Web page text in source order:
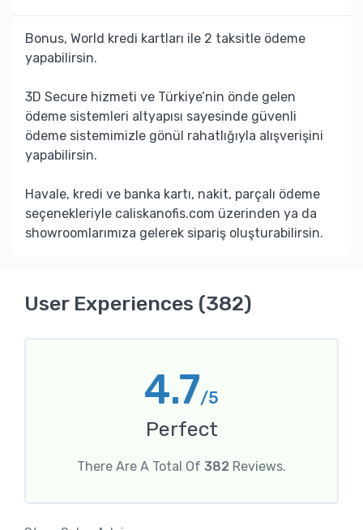
Bonus, World kredi kartları ile 2 taksitle ödeme
yapabilirsin.
3D Secure hizmeti ve Türkiye’nin önde gelen
ödeme sistemleri altyapısı sayesinde güvenli
ödeme sistemimizle gönül rahatlığıyla alışverişini
yapabilirsin.
Havale, kredi ve banka kartı, nakit, parçalı ödeme
seçenekleriyle caliskanofis.com üzerinden ya da
showroomlarımıza gelerek sipariş oluşturabilirsin.
User Experiences (382)
4.7/5
Perfect
There Are A Total Of 382 Reviews.